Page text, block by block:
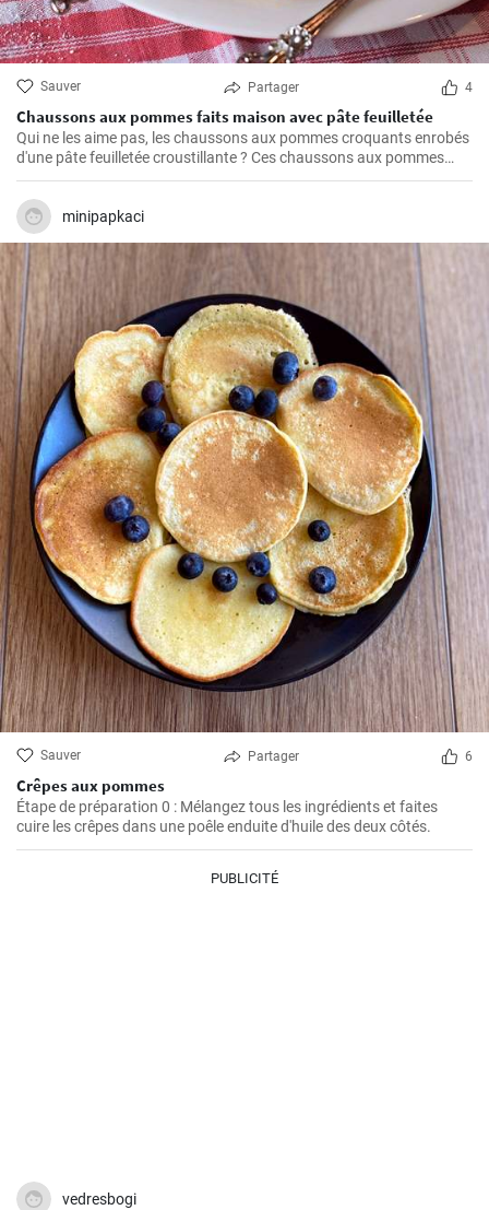
Sauver Partager 4
Chaussons aux pommes faits maison avec pâte feuilletée
Qui ne les aime pas, les chaussons aux pommes croquants enrobés
d'une pâte feuilletée croustillante ? Ces chaussons aux pommes
faits maison sont un régal absolu et l'un de mes favoris personnels.
La préparation est plus simple qu'on ne le pense et c'est un vrai
régal à chaque fois. Alors, retroussez vos manches et c'est parti !
minipapkaci
Sauver Partager 6
Crêpes aux pommes
Étape de préparation 0 : Mélangez tous les ingrédients et faites
cuire les crêpes dans une poêle enduite d'huile des deux côtés.
PUBLICITÉ
vedresbogi